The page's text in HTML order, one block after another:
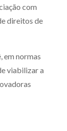
com
direitos de
em normas
viabilizar a